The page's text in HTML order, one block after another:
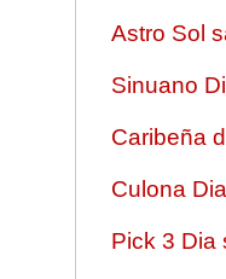
Astro Sol
Sinuano
Caribeña
Culona
Pick 3 Dia